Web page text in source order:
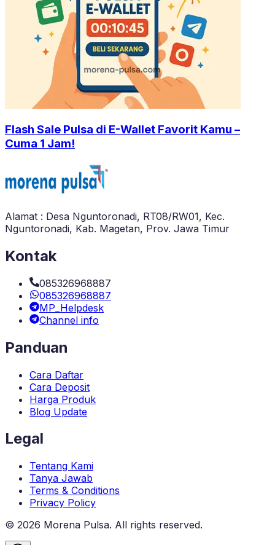
Flash Sale Pulsa di E-Wallet Favorit Kamu –
Cuma 1 Jam!
Alamat : Desa Nguntoronadi, RT08/RW01, Kec.
Nguntoronadi, Kab. Magetan, Prov. Jawa Timur
Kontak
085326968887
085326968887
MP_Helpdesk
Channel info
Panduan
Cara Daftar
Cara Deposit
Harga Produk
Blog Update
Legal
Tentang Kami
Tanya Jawab
Terms & Conditions
Privacy Policy
© 2026 Morena Pulsa. All rights reserved.